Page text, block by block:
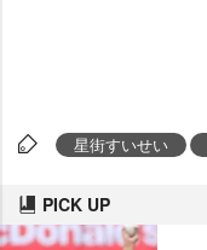
星街すいせい
PICK UP